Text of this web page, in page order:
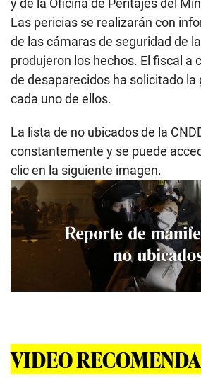
y de la Oficina de Peritajes del
Las pericias se realizarán con
de las cámaras de seguridad de
produjeron los hechos. El fiscal a
de desaparecidos ha solicitado la
cada uno de ellos.
La lista de no ubicados de la
constantemente y se puede
clic en la siguiente imagen.
VIDEO